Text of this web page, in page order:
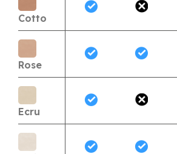
Cotto
Rose
Ecru